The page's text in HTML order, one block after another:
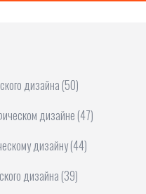
дизайна (50)
дизайне (47)
дизайну(44)
дизайна (39)